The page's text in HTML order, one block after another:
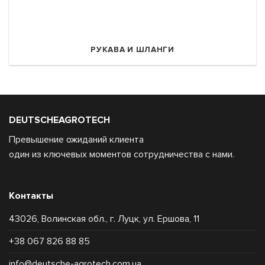
РУКАВА И ШЛАНГИ
DEUTSCHEAGROTECH
Превышение ожиданий клиента
один из ключевых моментов сотрудничества с нами.
Контакты
43026, Волинская обл., г. Луцк, ул. Ершова, 11
+38 067 826 88 85